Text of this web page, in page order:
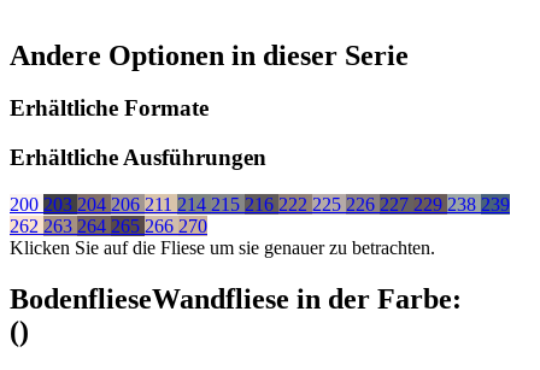
Andere Optionen in dieser Serie
Erhältliche Formate
Erhältliche Ausführungen
200 203 204 206 211 214 215 216 222 225 226 227 229 238 239
262 263 264 265 266 270
Klicken Sie auf die Fliese um sie genauer zu betrachten.
BodenflieseWandfliese in der Farbe:
()